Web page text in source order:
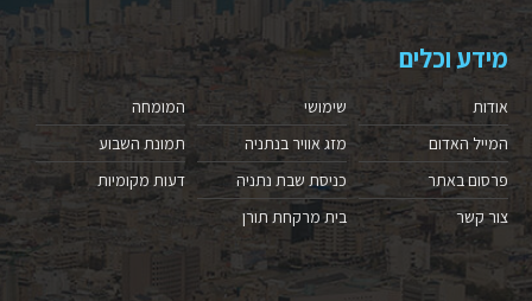
מידע וכלים
אודות
המייל האדום
פרסום באתר
צור קשר
שימושי
מזג אוויר בנתניה
כניסת שבת נתניה
בית מרקחת תורן
המומחה
תמונת השבוע
דעות מקומיות